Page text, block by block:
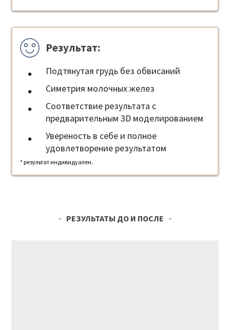
Результат:
Подтянутая грудь без обвисаний
Симетрия молочных желез
Соответствие результата с
предварительным 3D моделированием
Увереность в себе и полное
удовлетворение результатом
* результат индивидуален.
РЕЗУЛЬТАТЫ ДО И ПОСЛЕ